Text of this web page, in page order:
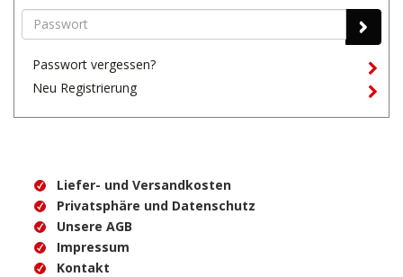
Passwort vergessen?
Neu Registrierung
Liefer- und Versandkosten
Privatsphäre und Datenschutz
Unsere AGB
Impressum
Kontakt